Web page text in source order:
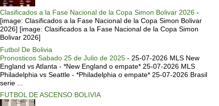
Clasificados a la Fase Nacional de la Copa Simon Bolivar 2026 -
[image: Clasificados a la Fase Nacional de la Copa Simon Bolivar
2026] [image: Clasificados a la Fase Nacional de la Copa Simon
Bolivar 2026]
Futbol De Bolivia
Pronosticos Sabado 25 de Julio de 2025 - 25-07-2026 MLS New
England vs Atlanta - *New England o empate* 25-07-2026 MLS
Philadelphia vs Seattle - *Philadelphia o empate* 25-07-2026 Brasil
serie ...
FUTBOL DE ASCENSO BOLIVIA